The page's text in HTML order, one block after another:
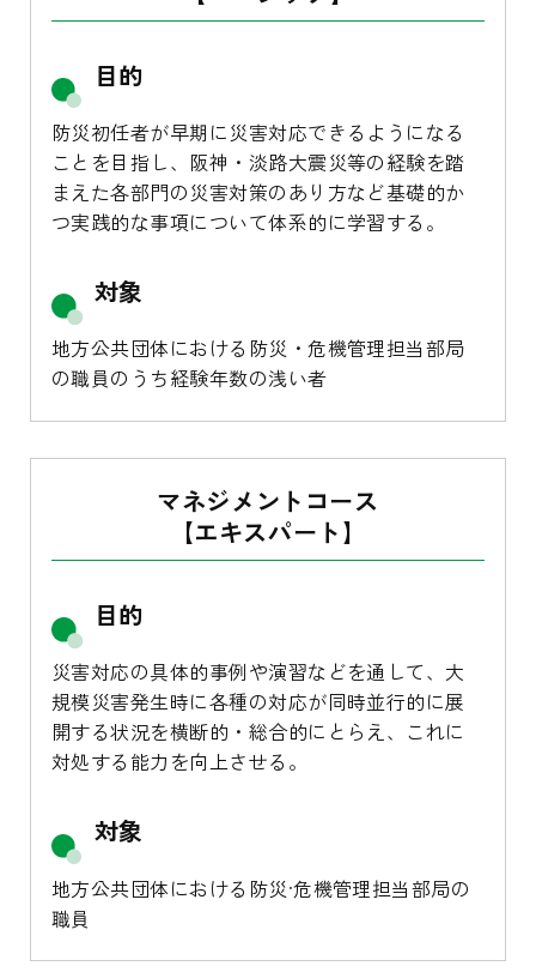
目的
防災初任者が早期に災害対応できるようになる
ことを目指し、阪神・淡路大震災等の経験を踏
まえた各部門の災害対策のあり方など基礎的か
つ実践的な事項について体系的に学習する。
対象
地方公共団体における防災・危機管理担当部局
の職員のうち経験年数の浅い者
マネジメントコース
【エキスパート】
目的
災害対応の具体的事例や演習などを通して、大
規模災害発生時に各種の対応が同時並行的に展
開する状況を横断的・総合的にとらえ、これに
対処する能力を向上させる。
対象
地方公共団体における防災·危機管理担当部局の
職員